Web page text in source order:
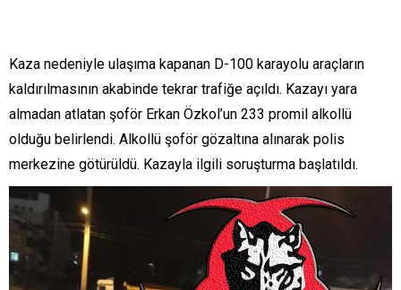
Kaza nedeniyle ulaşıma kapanan D-100 karayolu araçların
kaldırılmasının akabinde tekrar trafiğe açıldı. Kazayı yara
almadan atlatan şoför Erkan Özkol’un 233 promil alkollü
olduğu belirlendi. Alkollü şoför gözaltına alınarak polis
merkezine götürüldü. Kazayla ilgili soruşturma başlatıldı.